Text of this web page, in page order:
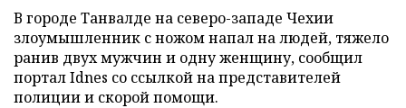
В городе Танвалде на северо-западе Чехии
злоумышленник с ножом напал на людей, тяжело
ранив двух мужчин и одну женщину, сообщил
портал Idnes со ссылкой на представителей
полиции и скорой помощи.